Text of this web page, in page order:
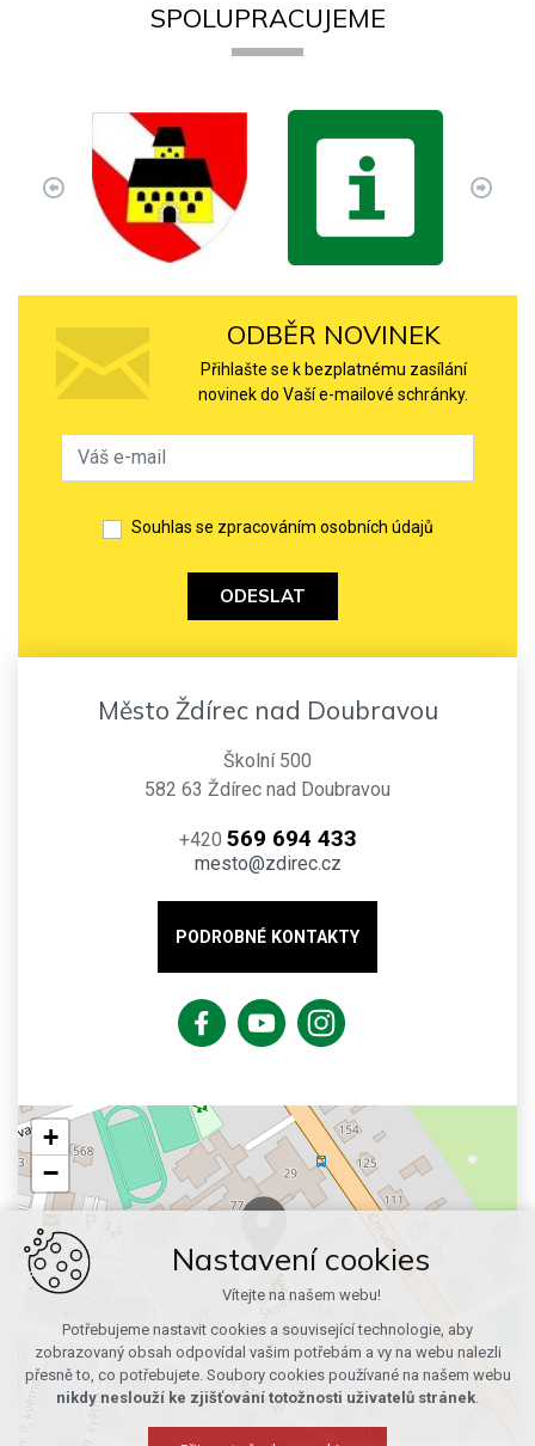
SPOLUPRACUJEME
ODBĚR NOVINEK
Přihlašte se k bezplatnému zasílání
novinek do Vaší e-mailové schránky.
Souhlas se zpracováním osobních údajů
ODESLAT
Město Ždírec nad Doubravou
Školní 500
582 63 Ždírec nad Doubravou
+420 569 694 433
mesto@zdirec.cz
PODROBNÉ KONTAKTY
+
−
Nastavení cookies
Vítejte na našem webu!
Potřebujeme nastavit cookies a související technologie, aby
zobrazovaný obsah odpovídal vašim potřebám a vy na webu nalezli
přesně to, co potřebujete. Soubory cookies používané na našem webu
nikdy neslouží ke zjišťování totožnosti uživatelů stránek.